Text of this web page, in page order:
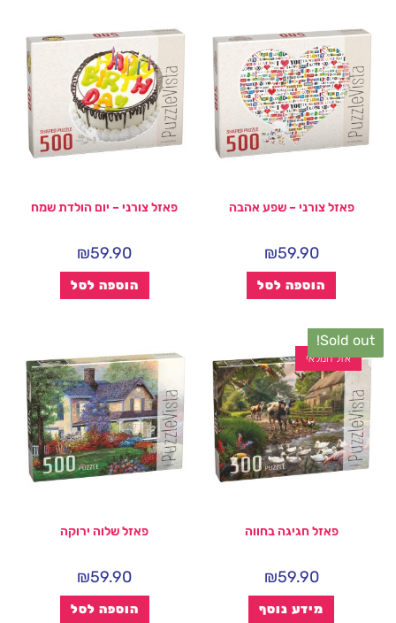
פאזל צורני – שפע אהבה
₪59.90
הוספה לסל
פאזל צורני – יום הולדת שמח
₪59.90
הוספה לסל
Sold out!
אזל המלאי
פאזל חגיגה בחווה
₪59.90
מידע נוסף
פאזל שלוה ירוקה
₪59.90
הוספה לסל